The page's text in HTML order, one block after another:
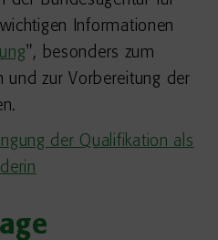
Informationen
", besonders zum
und zur Vorbereitung der
der Qualifikation als